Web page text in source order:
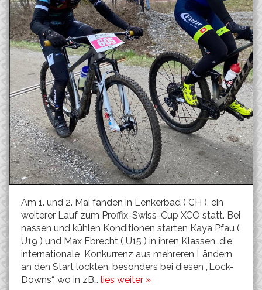
Am 1. und 2. Mai fanden in Lenkerbad ( CH ), ein
weiterer Lauf zum Proffix-Swiss-Cup XCO statt. Bei
nassen und kühlen Konditionen starten Kaya Pfau (
U19 ) und Max Ebrecht ( U15 ) in ihren Klassen, die
internationale Konkurrenz aus mehreren Ländern
an den Start lockten, besonders bei diesen „Lock-
Downs“, wo in zB… lies weiter »